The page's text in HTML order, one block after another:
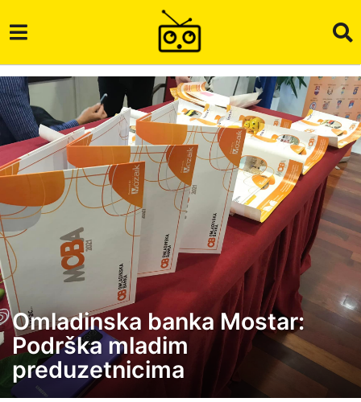
5
g
o
d
Omladinska banka Mostar:
Podrška mladim
preduzetnicima